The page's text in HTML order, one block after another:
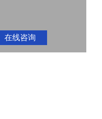
在线咨询